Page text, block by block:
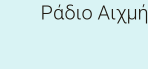
Ράδιο Αιχμή